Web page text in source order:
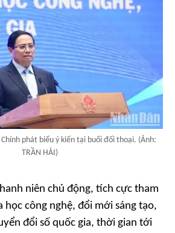
phát biểu ý kiến tại buổi đối thoại. (Ảnh:
TRẦN HẢI)
niên chủ động, tích cực tham
học công nghệ, đổi mới sáng tạo,
đổi số quốc gia, thời gian tới